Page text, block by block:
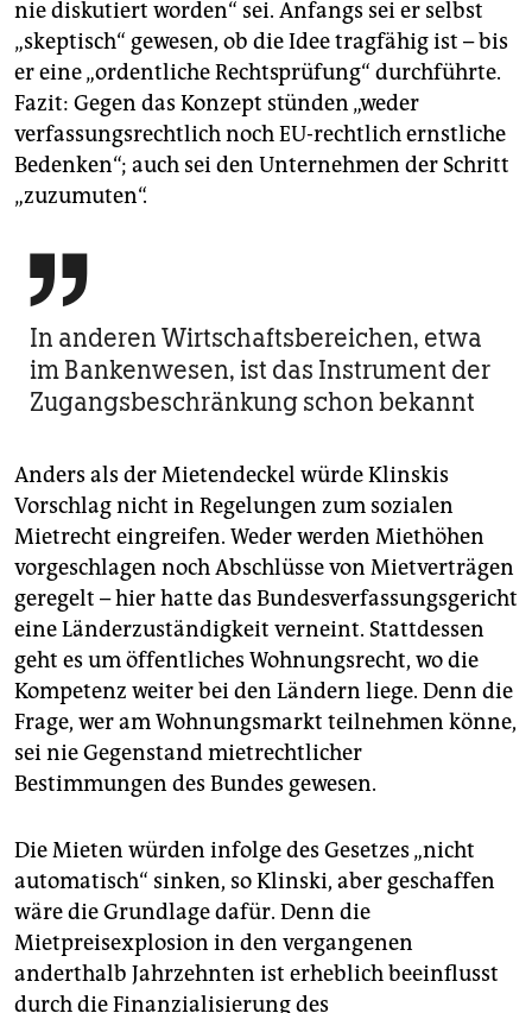
nie diskutiert worden“ sei. Anfangs sei er selbst
„skeptisch“ gewesen, ob die Idee tragfähig ist – bis
er eine „ordentliche Rechtsprüfung“ durchführte.
Fazit: Gegen das Konzept stünden „weder
verfassungsrechtlich noch EU-rechtlich ernstliche
Bedenken“; auch sei den Unternehmen der Schritt
„zuzumuten“.

In anderen Wirtschaftsbereichen, etwa
im Bankenwesen, ist das Instrument der
Zugangsbeschränkung schon bekannt
Anders als der Mietendeckel würde Klinskis
Vorschlag nicht in Regelungen zum sozialen
Mietrecht eingreifen. Weder werden Miethöhen
vorgeschlagen noch Abschlüsse von Mietverträgen
geregelt – hier hatte das Bundesverfassungsgericht
eine Länderzuständigkeit verneint. Stattdessen
geht es um öffentliches Wohnungsrecht, wo die
Kompetenz weiter bei den Ländern liege. Denn die
Frage, wer am Wohnungsmarkt teilnehmen könne,
sei nie Gegenstand mietrechtlicher
Bestimmungen des Bundes gewesen.
Die Mieten würden infolge des Gesetzes „nicht
automatisch“ sinken, so Klinski, aber geschaffen
wäre die Grundlage dafür. Denn die
Mietpreisexplosion in den vergangenen
anderthalb Jahrzehnten ist erheblich beeinflusst
durch die Finanzialisierung des